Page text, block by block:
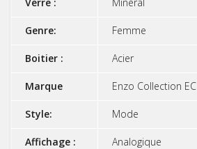
Genre: Femme
Boitier : Acier
Marque Enzo Collection EC
Style: Mode
Affichage : Analogique